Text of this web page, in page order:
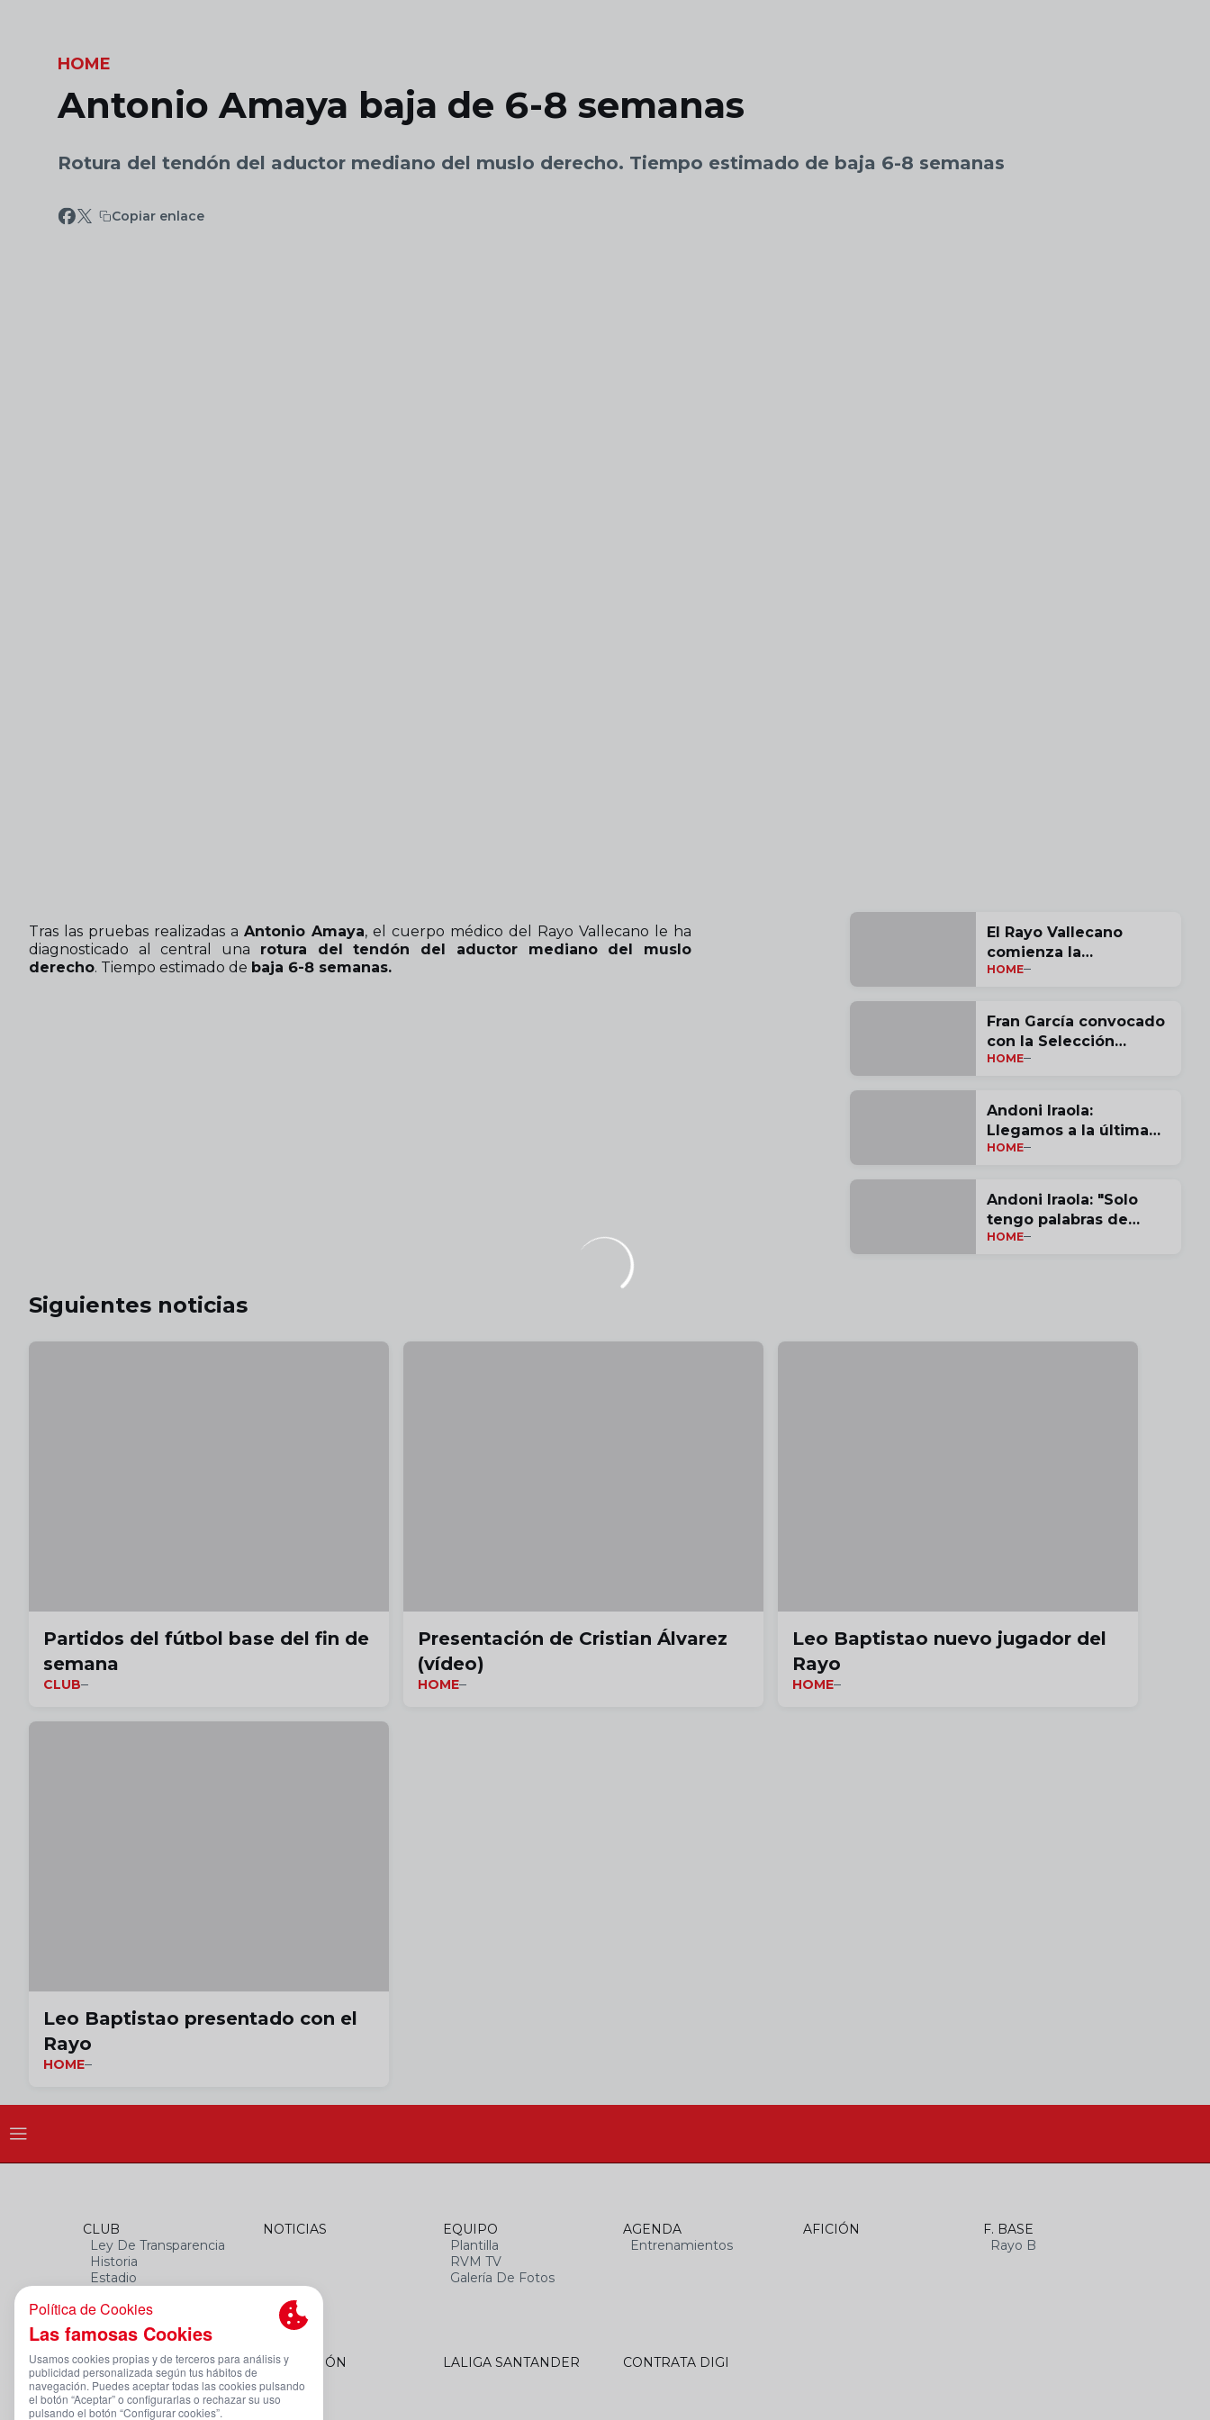
HOME
Antonio Amaya baja de 6-8 semanas
Rotura del tendón del aductor mediano del muslo derecho. Tiempo estimado de baja 6-8 semanas
Copiar enlace
Tras las pruebas realizadas a Antonio Amaya, el cuerpo médico del Rayo Vallecano le ha
diagnosticado al central una rotura del tendón del aductor mediano del muslo
derecho. Tiempo estimado de baja 6-8 semanas.
El Rayo Vallecano
comienza la
pretemporada
HOME
Fran García convocado
con la Selección
Española
HOME
Andoni Iraola:
Llegamos a la última
jornada con opciones |
HOME
Andoni Iraola: "Solo
tengo palabras de
agradecimiento por
HOME
Siguientes noticias
Partidos del fútbol base del fin de
semana
CLUB
Presentación de Cristian Álvarez
(vídeo)
HOME
Leo Baptistao nuevo jugador del
Rayo
HOME
Leo Baptistao presentado con el
Rayo
HOME
CLUB
Ley De Transparencia
Historia
Estadio
Datos Del Club
NOTICIAS
EQUIPO
Plantilla
RVM TV
Galería De Fotos
AGENDA
Entrenamientos
AFICIÓN
F. BASE
Rayo B
FEMENINO
Plantilla
FUNDACIÓN LALIGA SANTANDER CONTRATA DIGI